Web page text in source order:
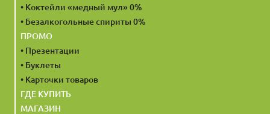
• Коктейли «медный мул» 0%
• Безалкогольные спириты 0%
ПРОМО
• Презентации
• Буклеты
• Карточки товаров
ГДЕ КУПИТЬ
МАГАЗИН